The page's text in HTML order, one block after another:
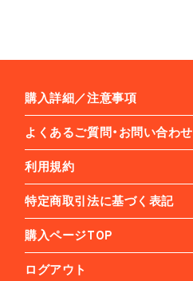
購入詳細／注意事項
よくあるご質問・お問い合わせ
利用規約
特定商取引法に基づく表記
購入ページTOP
ログアウト